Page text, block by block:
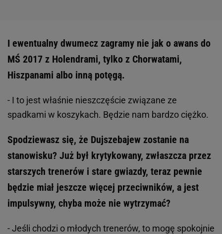
I ewentualny dwumecz zagramy nie jak o awans do
MŚ 2017 z Holendrami, tylko z Chorwatami,
Hiszpanami albo inną potęgą.
- I to jest właśnie nieszczęście związane ze
spadkami w koszykach. Będzie nam bardzo ciężko.
Spodziewasz się, że Dujszebajew zostanie na
stanowisku? Już był krytykowany, zwłaszcza przez
starszych trenerów i stare gwiazdy, teraz pewnie
będzie miał jeszcze więcej przeciwników, a jest
impulsywny, chyba może nie wytrzymać?
- Jeśli chodzi o młodych trenerów, to mogę spokojnie